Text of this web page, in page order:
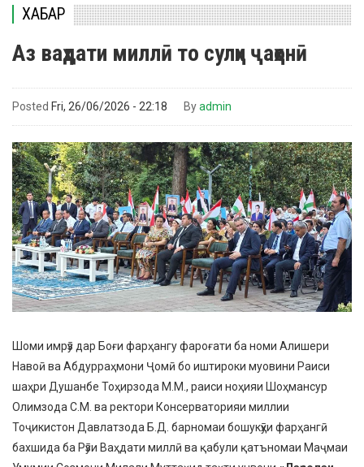
ХАБАР
Аз ваҳдати миллӣ то сулҳи ҷаҳонӣ
Posted Fri, 26/06/2026 - 22:18 Byadmin
Шоми имрӯз дар Боғи фарҳангу фароғати ба номи Алишери
Навоӣ ва Абдурраҳмони Ҷомӣ бо иштироки муовини Раиси
шаҳри Душанбе Тоҳирзода М.М., раиси ноҳияи Шоҳмансур
Олимзода С.М. ва ректори Консерваторияи миллии
Тоҷикистон Давлатзода Б.Д. барномаи бошукӯҳи фарҳангӣ
бахшида ба Рӯзи Ваҳдати миллӣ ва қабули қатъномаи Маҷмаи